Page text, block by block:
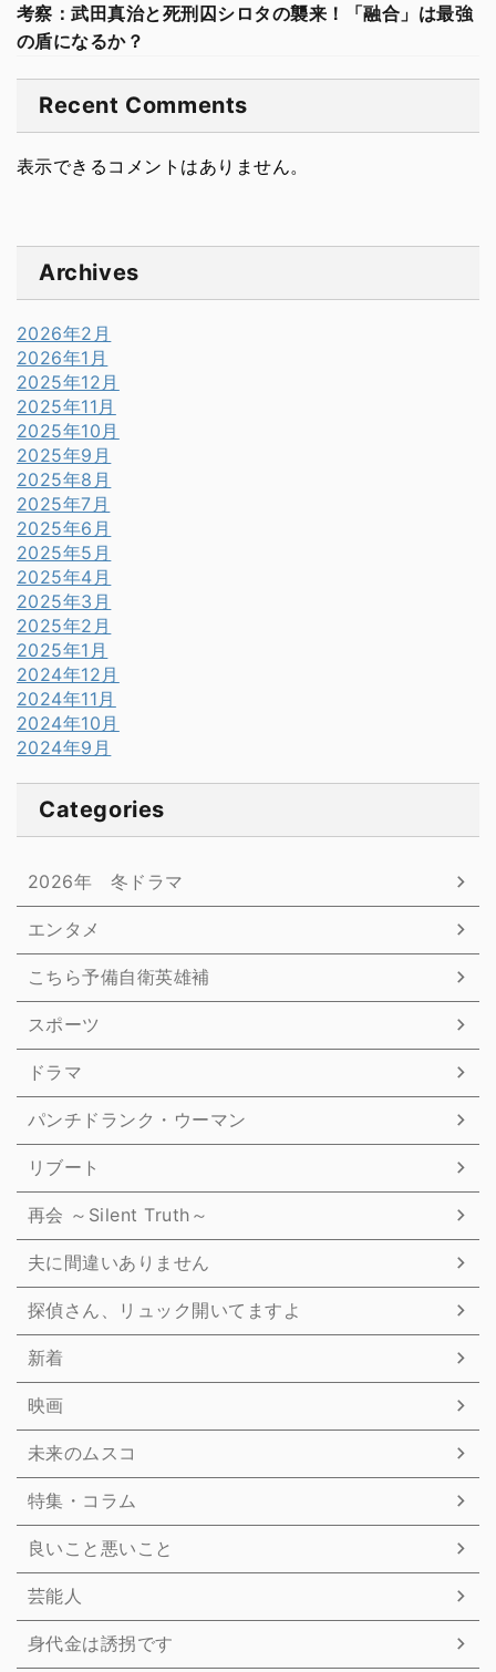
考察：武田真治と死刑囚シロタの襲来！「融合」は最強
の盾になるか？
Recent Comments
表示できるコメントはありません。
Archives
2026年2月
2026年1月
2025年12月
2025年11月
2025年10月
2025年9月
2025年8月
2025年7月
2025年6月
2025年5月
2025年4月
2025年3月
2025年2月
2025年1月
2024年12月
2024年11月
2024年10月
2024年9月
Categories
2026年 冬ドラマ
エンタメ
こちら予備自衛英雄補
スポーツ
ドラマ
パンチドランク・ウーマン
リブート
再会 ～Silent Truth～
夫に間違いありません
探偵さん、リュック開いてますよ
新着
映画
未来のムスコ
特集・コラム
良いこと悪いこと
芸能人
身代金は誘拐です